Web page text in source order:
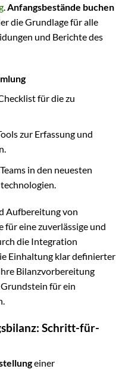
Anfangsbestände buchen
die Grundlage für alle
und Berichte des
für die zu
zur Erfassung und
in den neuesten
Aufbereitung von
für eine zuverlässige und
die Integration
Einhaltung klar definierter
Bilanzvorbereitung
für ein
Schritt-für-
einer